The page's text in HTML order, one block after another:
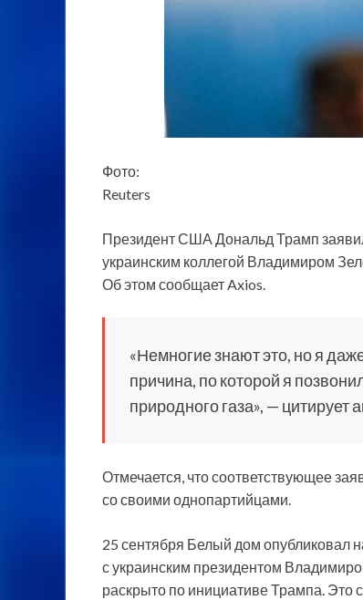
Фото:
Reuters
Президент США Дональд Трамп
украинским коллегой Владимиром
Об этом сообщает Axios.
«Немногие знают это, но я
причина, по которой я
природного газа», — цитирует
Отмечается, что соответствующее
со своими однопартийцами.
25 сентября Белый дом опубликовал
с украинским президентом
раскрыто по инициативе Трампа. Это